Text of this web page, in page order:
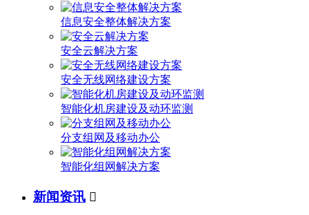
信息安全整体解决方案
安全云解决方案
安全无线网络建设方案
智能化机房建设及动环监测
分支组网及移动办公
智能化组网解决方案
新闻资讯 